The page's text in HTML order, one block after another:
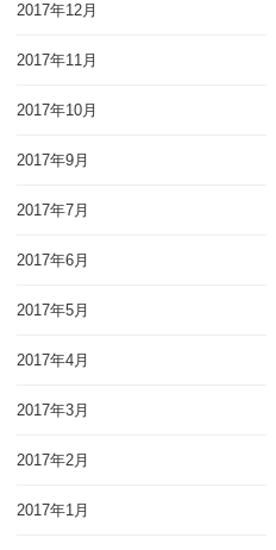
2017年12月
2017年11月
2017年10月
2017年9月
2017年7月
2017年6月
2017年5月
2017年4月
2017年3月
2017年2月
2017年1月